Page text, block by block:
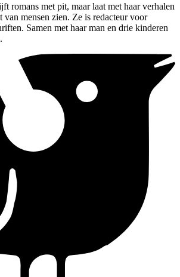
romans met pit, maar laat met haar verhalen
van mensen zien. Ze is redacteur voor
Samen met haar man en drie kinderen